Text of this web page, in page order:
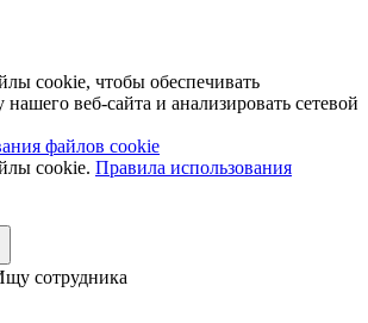
cookie, чтобы обеспечивать
веб-сайта и анализировать сетевой
файлов cookie
cookie. Правила использования
сотрудника